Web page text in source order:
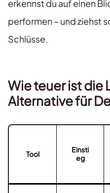
erkennst du auf einen
performen – und ziehst
Schlüsse.
Wie teuer ist die
Alternative für
Tool
Einsti
eg